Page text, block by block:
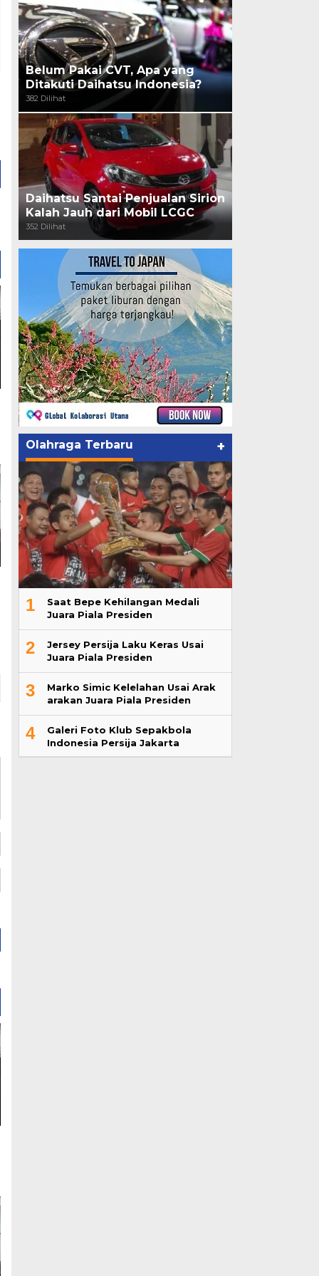
Belum Pakai CVT, Apa yang
Ditakuti Daihatsu Indonesia?
382 Dilihat
Daihatsu Santai Penjualan Sirion
Kalah Jauh dari Mobil LCGC
352 Dilihat
Olahraga Terbaru +
1
Saat Bepe Kehilangan Medali
Juara Piala Presiden
2
Jersey Persija Laku Keras Usai
Juara Piala Presiden
3
Marko Simic Kelelahan Usai Arak
arakan Juara Piala Presiden
4
Galeri Foto Klub Sepakbola
Indonesia Persija Jakarta